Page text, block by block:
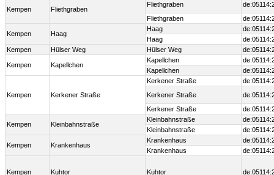
Kempen Fliethgraben
Fliethgraben
Fliethgraben
Kempen Haag
Haag
Haag
Kempen
Hülser Weg Hülser Weg
Kempen Kapellchen
Kapellchen
Kapellchen
Kempen Kerkener Straße
Kerkener Straße
Kerkener Straße
Kerkener Straße
Kempen Kleinbahnstraße
Kleinbahnstraße
Kleinbahnstraße
Kempen Krankenhaus
Krankenhaus
Krankenhaus
Kempen Kuhtor Kuhtor